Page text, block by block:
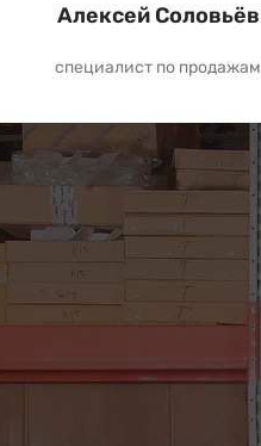
Алексей Соловьёв
специалист по продажам